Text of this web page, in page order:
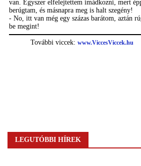
LEGUTÓBBI HÍREK